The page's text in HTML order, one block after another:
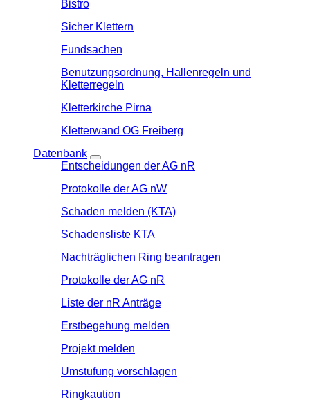
Bistro
Sicher Klettern
Fundsachen
Benutzungsordnung, Hallenregeln und
Kletterregeln
Kletterkirche Pirna
Kletterwand OG Freiberg
Datenbank
Entscheidungen der AG nR
Protokolle der AG nW
Schaden melden (KTA)
Schadensliste KTA
Nachträglichen Ring beantragen
Protokolle der AG nR
Liste der nR Anträge
Erstbegehung melden
Projekt melden
Umstufung vorschlagen
Ringkaution